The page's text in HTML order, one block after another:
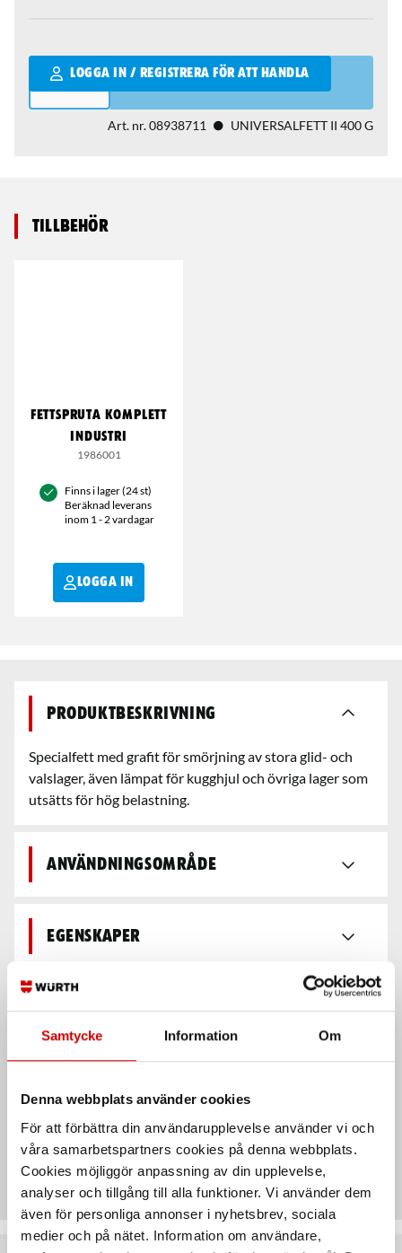
Samtycke Information Om
Denna webbplats använder cookies
För att förbättra din användarupplevelse använder vi och
våra samarbetspartners cookies på denna webbplats.
Cookies möjliggör anpassning av din upplevelse,
analyser och tillgång till alla funktioner. Vi använder dem
även för personliga annonser i nyhetsbrev, sociala
medier och på nätet. Information om användare,
LOGGA IN / REGISTRERA FÖR ATT HANDLA
Qantity
Art. nr.08938711 UNIVERSALFETT II 400 G
Tillbehör
FETTSPRUTA KOMPLETT
INDUSTRI
1986001
Finns i lager (24 st)
Beräknad leverans
inom 1 - 2 vardagar
LOGGA IN
Produktbeskrivning
Specialfett med grafit för smörjning av stora glid- och
valslager, även lämpat för kugghjul och övriga lager som
utsätts för hög belastning.
Användningsområde
Egenskaper
bruksanvisningar
Teknisk data
Recensioner